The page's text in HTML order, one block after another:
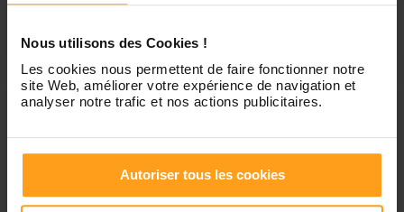
Nous utilisons des Cookies !
Les cookies nous permettent de faire fonctionner notre
site Web, améliorer votre expérience de navigation et
analyser notre trafic et nos actions publicitaires.
Autoriser tous les cookies
ma sœur dès son plus jeune âge et m'occuper d'elle et